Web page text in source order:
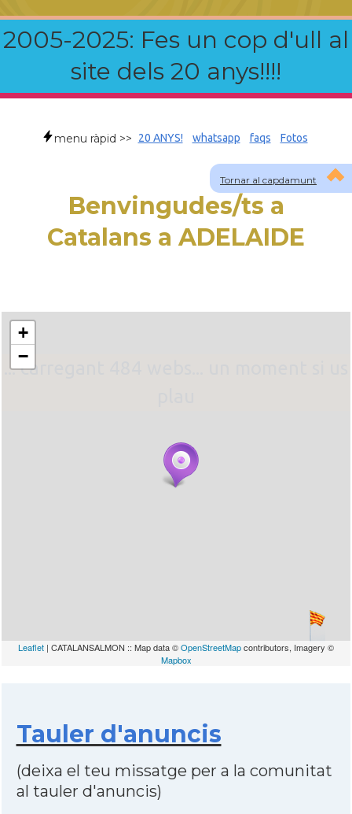
2005-2025: Fes un cop d'ull al
site dels 20 anys!!!!
Tornar al capdamunt
menu ràpid >> 20 ANYS! whatsapp faqs Fotos
Benvingudes/ts a
Catalans a ADELAIDE
... carregant 484 webs... un moment si us
+
−
Leaflet | CATALANSALMON :: Map data ©OpenStreetMapcontributors, Imagery ©
Mapbox
Tauler d'anuncis
(deixa el teu missatge per a la comunitat
al tauler d'anuncis)